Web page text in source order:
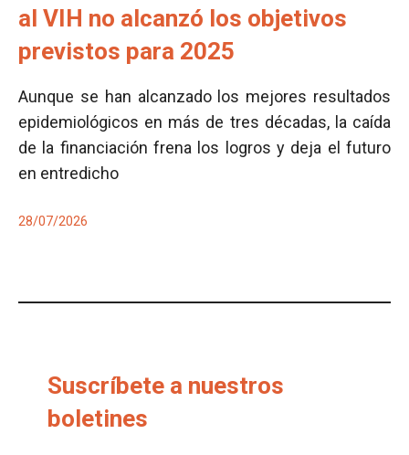
al VIH no alcanzó los objetivos
previstos para 2025
Aunque se han alcanzado los mejores resultados
epidemiológicos en más de tres décadas, la caída
de la financiación frena los logros y deja el futuro
en entredicho
28/07/2026
Suscríbete a nuestros
boletines